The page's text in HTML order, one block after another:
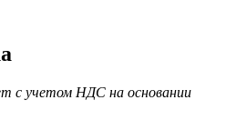
с учетом НДС на основании